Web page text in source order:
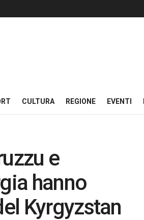
CULTURA REGIONE EVENTI
e
hanno
Kyrgyzstan